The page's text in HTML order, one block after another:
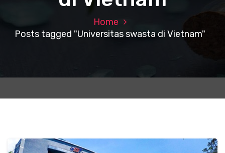
Home
Posts tagged "Universitas swasta di Vietnam"